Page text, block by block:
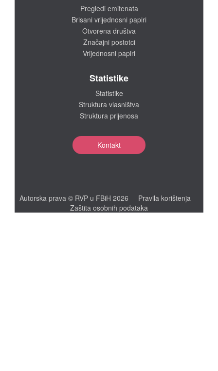
Pregledi emitenata
Brisani vrijednosni papiri
Otvorena društva
Značajni postotci
Vrijednosni papiri
Statistike
Statistike
Struktura vlasništva
Struktura prijenosa
Kontakt
Autorska prava © RVP u FBiH 2026 Pravila korištenja
Zaštita osobnih podataka